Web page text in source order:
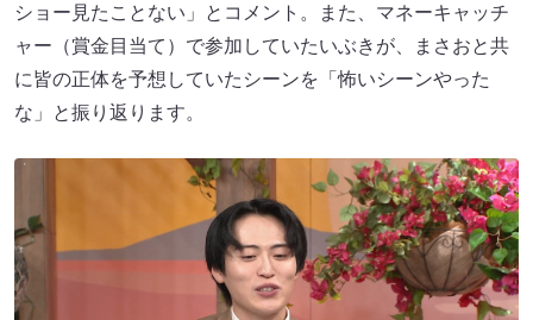
ショー見たことない」とコメント。また、マネーキャッチ
ャー（賞金目当て）で参加していたいぶきが、まさおと共
に皆の正体を予想していたシーンを「怖いシーンやった
な」と振り返ります。